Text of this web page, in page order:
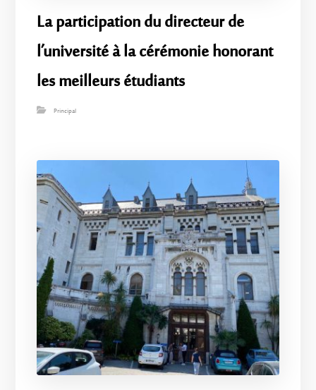
La participation du directeur de
l’université à la cérémonie honorant
les meilleurs étudiants
Principal